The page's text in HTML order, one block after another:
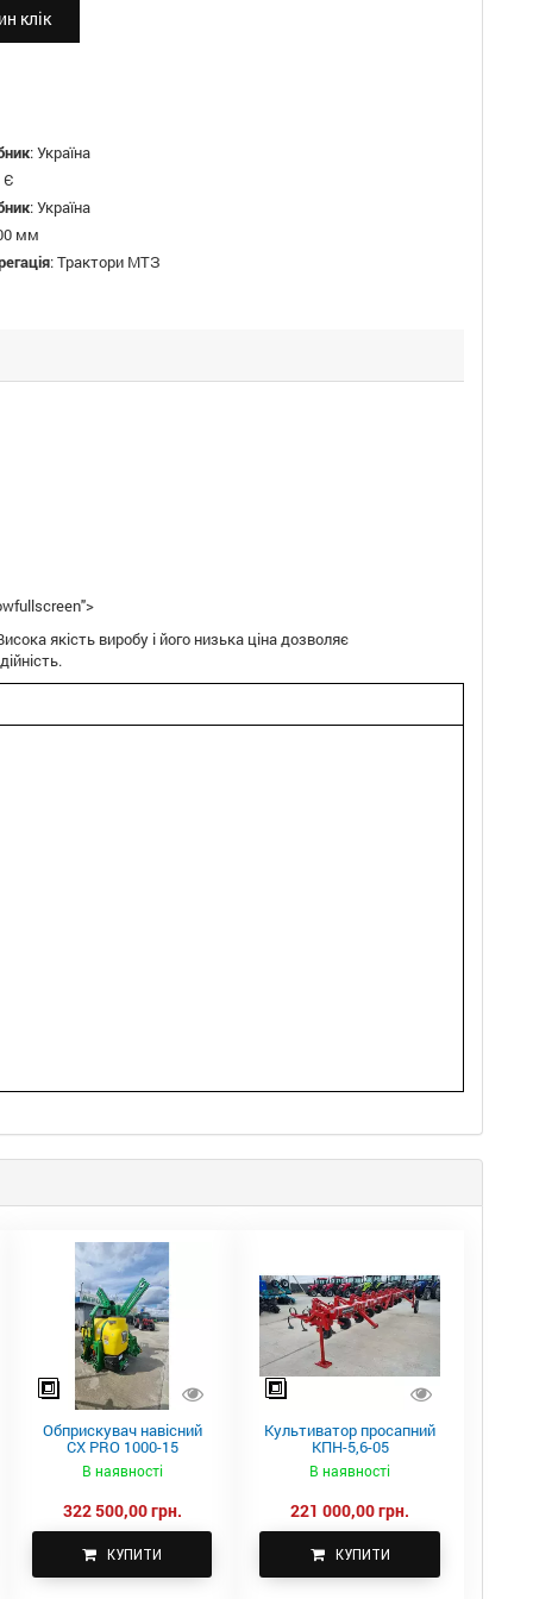
клік
:Україна
Є
:Україна
мм
:Трактори МТЗ
якість виробу і його низька ціна дозволяє
Обприскувач навісний
CX PRO 1000-15
В наявності
322 500,00 грн.
КУПИТИ
Культиватор просапний
КПН-5,6-05
В наявності
221 000,00 грн.
КУПИТИ